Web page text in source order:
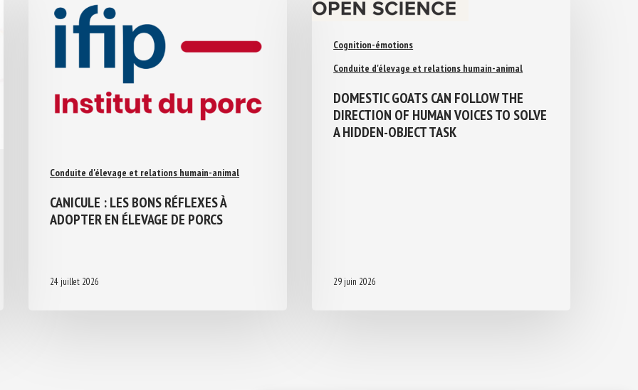
Conduite d'élevage et relations humain-animal
CANICULE : LES BONS RÉFLEXES À
ADOPTER EN ÉLEVAGE DE PORCS
24 juillet 2026
Cognition-émotions
Conduite d'élevage et relations humain-animal
DOMESTIC GOATS CAN FOLLOW THE
DIRECTION OF HUMAN VOICES TO
SOLVE A HIDDEN-OBJECT TASK
29 juin 2026